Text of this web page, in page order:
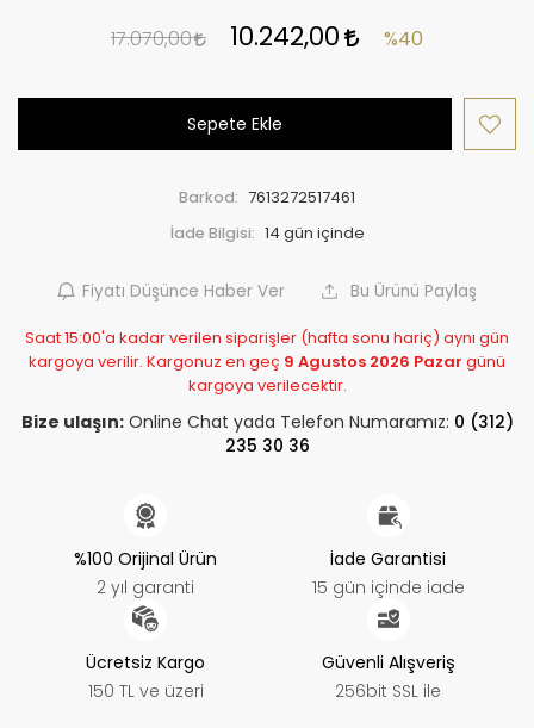
17.070,00 10.242,00 %40
Sepete Ekle
Barkod: 7613272517461
İade Bilgisi:
Fiyatı Düşünce Haber Ver Bu Ürünü Paylaş
Saat 15:00'a kadar verilen siparişler (hafta sonu hariç) aynı gün
kargoya verilir. Kargonuz en geç 9 Agustos 2026 Pazar günü
kargoya verilecektir.
Bize ulaşın:Online Chat yada Telefon Numaramız: 0 (312)
235 30 36
%100 Orijinal Ürün
2 yıl garanti
İade Garantisi
15 gün içinde iade
Ücretsiz Kargo
150 TL ve üzeri
Güvenli Alışveriş
256bit SSL ile